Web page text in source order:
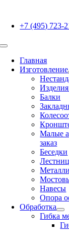
content+7 (495) 723-
Toggle
NavigationГлавная
Изготовление
Балки
Малые
заказ
Беседки
Навесы
Опора
Обработка
Гибка